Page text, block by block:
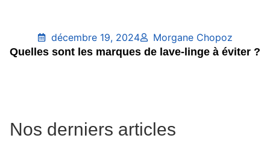
décembre 19, 2024
Morgane Chopoz
Quelles sont les marques de lave-linge à éviter ?
Nos derniers articles